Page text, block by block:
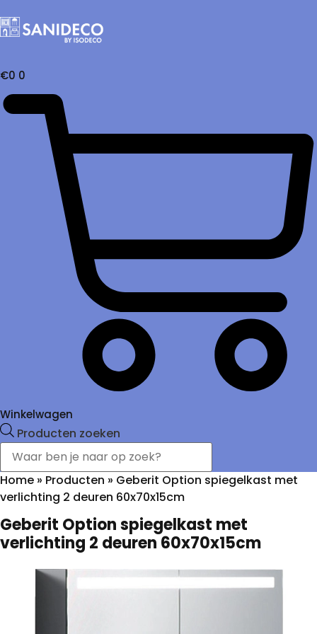
€0 0
Winkelwagen
Producten zoeken
Home » Producten » Geberit Option spiegelkast met
verlichting 2 deuren 60x70x15cm
Geberit Option spiegelkast met
verlichting 2 deuren 60x70x15cm